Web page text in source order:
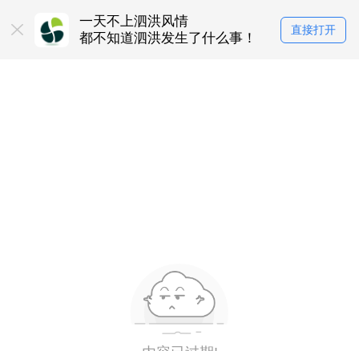
一天不上泗洪风情
都不知道泗洪发生了什么事！
直接打开